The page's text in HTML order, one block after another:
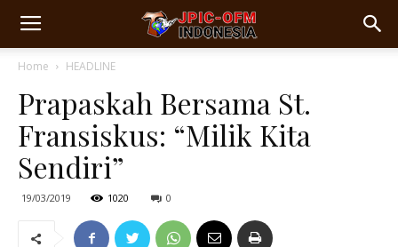
Home HEADLINE
Prapaskah Bersama St.
Fransiskus: “Milik Kita
Sendiri”
19/03/2019 1020 0